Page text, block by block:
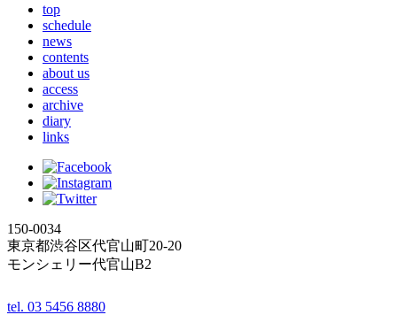
top
schedule
news
contents
about us
access
archive
diary
links
150-0034
東京都渋谷区代官山町20-20
モンシェリー代官山B2
tel. 03 5456 8880